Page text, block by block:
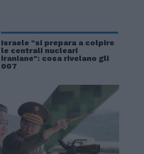
Israele "si prepara a colpire
le centrali nucleari
iraniane": cosa rivelano gli
007